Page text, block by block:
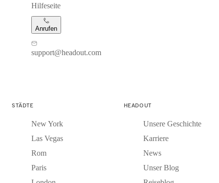
Hilfeseite
Anrufen
support@headout.com
STÄDTE
New York
Las Vegas
Rom
Paris
HEADOUT
Unsere Geschichte
Karriere
News
Unser Blog